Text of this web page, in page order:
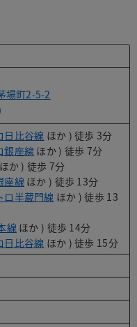
場町2-5-2
日比谷線 ほか ) 徒歩 3分
銀座線 ほか ) 徒歩 7分
ほか ) 徒歩 7分
座線 ほか ) 徒歩 13分
ロ半蔵門線 ほか ) 徒歩 13
線 ほか ) 徒歩 14分
日比谷線 ほか ) 徒歩 15分